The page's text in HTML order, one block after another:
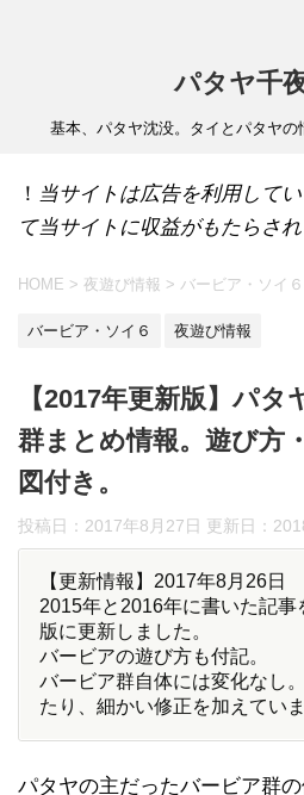
パタヤ千
基本、パタヤ沈没。タイとパタヤの
！ 当サイトは広告を利用して
て当サイトに収益がもたらされ
HOME > 夜遊び情報 > バービア・ソイ６
バービア・ソイ６ 夜遊び情報
【2017年更新版】パ
群まとめ情報。遊び方
図付き。
投稿日：2017年8月27日 更新日：
【更新情報】2017年8月26日
2015年と2016年に書いた記
版に更新しました。
バービアの遊び方も付記。
バービア群自体には変化なし
たり、細かい修正を加えていま
パタヤの主だったバービア群